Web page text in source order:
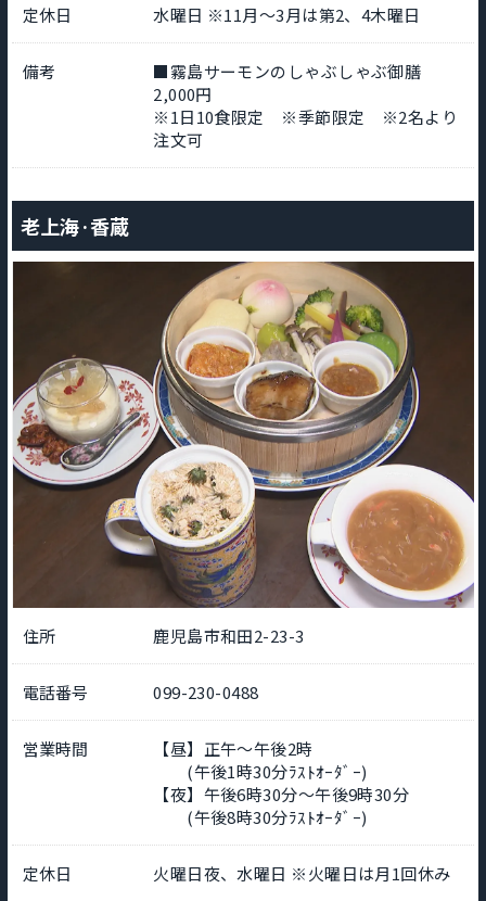
定休日 水曜日 ※11月～3月は第2、4木曜日
備考
■霧島サーモンのしゃぶしゃぶ御膳
2,000円
※1日10食限定 ※季節限定 ※2名より
注文可
老上海·香蔵
住所 鹿児島市和田2-23-3
電話番号 099-230-0488
営業時間
【昼】正午～午後2時
(午後1時30分ﾗｽﾄｵｰﾀﾞｰ)
【夜】午後6時30分～午後9時30分
(午後8時30分ﾗｽﾄｵｰﾀﾞｰ)
定休日 火曜日夜、水曜日 ※火曜日は月1回休み